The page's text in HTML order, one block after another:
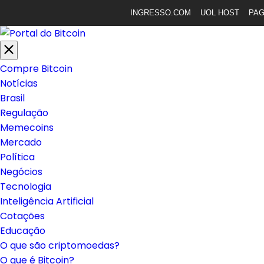
INGRESSO.COM UOL HOST
Compre Bitcoin
Notícias
Brasil
Regulação
Memecoins
Mercado
Política
Negócios
Tecnologia
Inteligência Artificial
Cotações
Educação
O que são criptomoedas?
O que é Bitcoin?